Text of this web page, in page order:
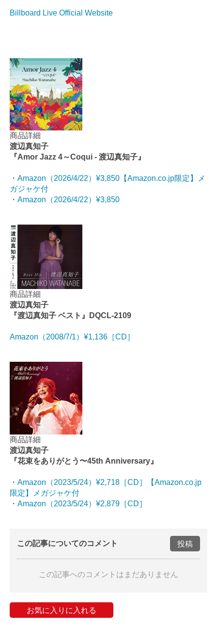
Billboard Live Official Website
商品詳細
渡辺真知子
『Amor Jazz 4～Coqui - 渡辺真知子』
・ Amazon（2026/4/22）¥3,850【Amazon.co.jp限定】メ
ガジャケ付
・ Amazon（2026/4/22）¥3,850
商品詳細
渡辺真知子
『渡辺真知子 ベスト』DQCL-2109
Amazon（2008/7/1）¥1,136［CD］
商品詳細
渡辺真知子
『花束をありがとう〜45th Anniversary』
・ Amazon（2023/5/24）¥2,718［CD］【Amazon.co.jp
限定】メガジャケ付
・ Amazon（2023/5/24）¥2,879［CD］
この記事についてのコメント 投稿
この記事へのコメントはまだありません
お気に入りに入れる